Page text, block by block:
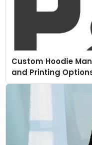
Custom Hoodie
and Printing